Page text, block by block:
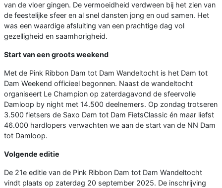
van de vloer gingen. De vermoeidheid verdween bij het zien van
de feestelijke sfeer en al snel dansten jong en oud samen. Het
was een waardige afsluiting van een prachtige dag vol
gezelligheid en saamhorigheid.
Start van een groots weekend
Met de Pink Ribbon Dam tot Dam Wandeltocht is het Dam tot
Dam Weekend officieel begonnen. Naast de wandeltocht
organiseert Le Champion op zaterdagavond de sfeervolle
Damloop by night met 14.500 deelnemers. Op zondag trotseren
3.500 fietsers de Saxo Dam tot Dam FietsClassic én maar liefst
46.000 hardlopers verwachten we aan de start van de NN Dam
tot Damloop.
Volgende editie
De 21e editie van de Pink Ribbon Dam tot Dam Wandeltocht
vindt plaats op zaterdag 20 september 2025. De inschrijving